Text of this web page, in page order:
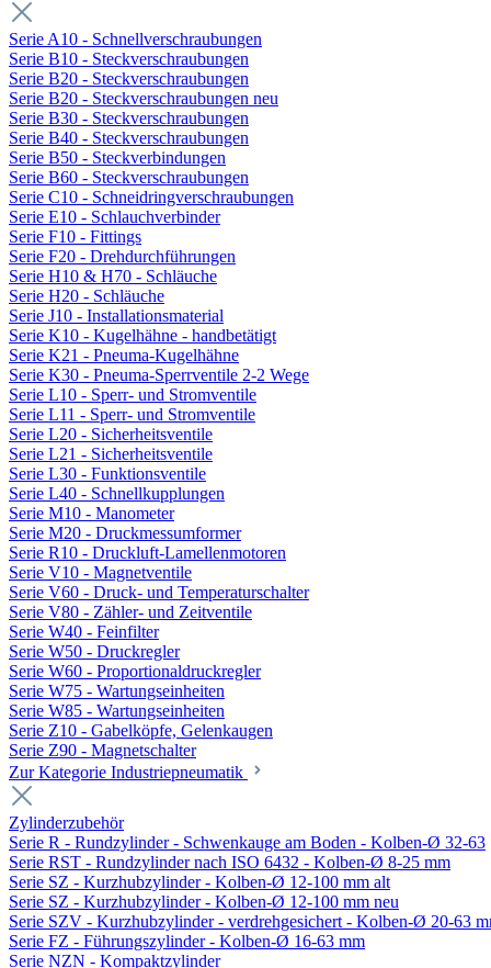
Serie A10 - Schnellverschraubungen
Serie B10 - Steckverschraubungen
Serie B20 - Steckverschraubungen
Serie B20 - Steckverschraubungen neu
Serie B30 - Steckverschraubungen
Serie B40 - Steckverschraubungen
Serie B50 - Steckverbindungen
Serie B60 - Steckverschraubungen
Serie C10 - Schneidringverschraubungen
Serie E10 - Schlauchverbinder
Serie F10 - Fittings
Serie F20 - Drehdurchführungen
Serie H10 & H70 - Schläuche
Serie H20 - Schläuche
Serie J10 - Installationsmaterial
Serie K10 - Kugelhähne - handbetätigt
Serie K21 - Pneuma-Kugelhähne
Serie K30 - Pneuma-Sperrventile 2-2 Wege
Serie L10 - Sperr- und Stromventile
Serie L11 - Sperr- und Stromventile
Serie L20 - Sicherheitsventile
Serie L21 - Sicherheitsventile
Serie L30 - Funktionsventile
Serie L40 - Schnellkupplungen
Serie M10 - Manometer
Serie M20 - Druckmessumformer
Serie R10 - Druckluft-Lamellenmotoren
Serie V10 - Magnetventile
Serie V60 - Druck- und Temperaturschalter
Serie V80 - Zähler- und Zeitventile
Serie W40 - Feinfilter
Serie W50 - Druckregler
Serie W60 - Proportionaldruckregler
Serie W75 - Wartungseinheiten
Serie W85 - Wartungseinheiten
Serie Z10 - Gabelköpfe, Gelenkaugen
Serie Z90 - Magnetschalter
Zur Kategorie Industriepneumatik
Zylinderzubehör
Serie R - Rundzylinder - Schwenkauge am Boden - Kolben-Ø 32-63
Serie RST - Rundzylinder nach ISO 6432 - Kolben-Ø 8-25 mm
Serie SZ - Kurzhubzylinder - Kolben-Ø 12-100 mm alt
Serie SZ - Kurzhubzylinder - Kolben-Ø 12-100 mm neu
Serie SZV - Kurzhubzylinder - verdrehgesichert - Kolben-Ø 20-63
Serie FZ - Führungszylinder - Kolben-Ø 16-63 mm
Serie NZN - Kompaktzylinder